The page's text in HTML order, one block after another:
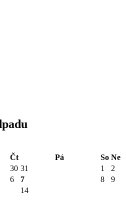
Čt Pá So Ne
30 31 1
2
6 7 8 9
14